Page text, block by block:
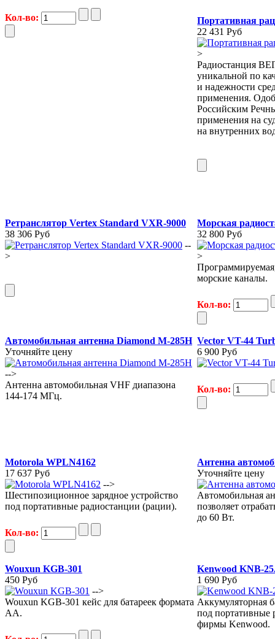
Кол-во:
Портативная
22 431 Руб
>
Радиостанция
уникальной по
и надежности
применения.
Российским
применения на
на внутренних
Ретранслятор Vertex Standard VXR-9000
38 306 Руб
--
>
Морская
32 800 Руб
>
морские каналы.
Кол-во:
Автомобильная антенна Diamond M-285H
Уточняйте цену
-->
Антенна автомобильная VHF диапазона
144-174 МГц.
Vector VT-44
6 900 Руб
Кол-во:
Motorola WPLN4162
17 637 Руб
-->
Шестипозиционное зарядное устройство
под портативные радиостанции (рации).
Кол-во:
Антенна
Уточняйте цену
Автомобильная
позволяет
до 60 Вт.
Wouxun KGB-301
450 Руб
-->
Wouxun KGB-301 кейс для батареек формата
АА.
Kenwood KNB-
1 690 Руб
Аккумуляторная
под портативные
фирмы Kenwood.